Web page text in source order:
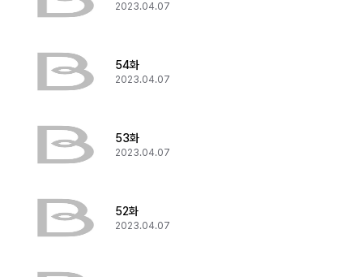
2023.04.07
54화
2023.04.07
53화
2023.04.07
52화
2023.04.07